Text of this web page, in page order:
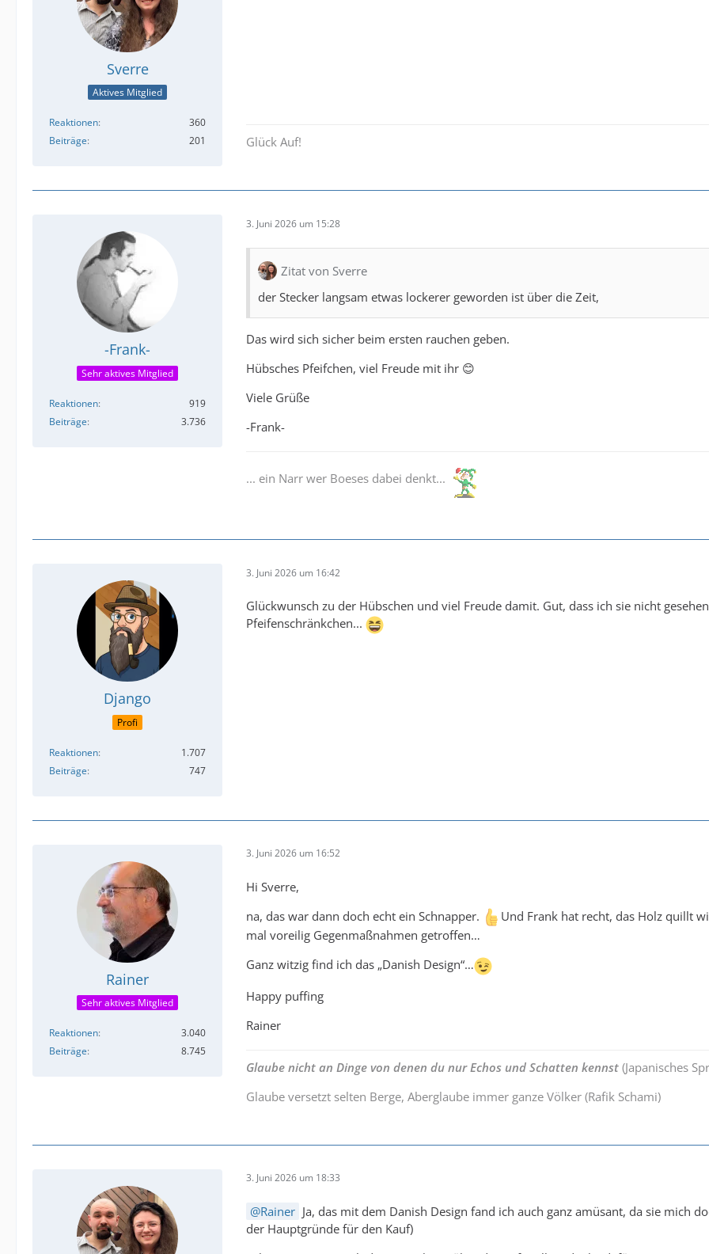
Sverre
Aktives Mitglied
Reaktionen
360
Beiträge
201 Glück Auf!
-Frank-
Sehr aktives Mitglied
Reaktionen
919
Beiträge
3.736
3. Juni 2026 um 15:28
Zitat von Sverre
der Stecker langsam etwas lockerer geworden ist über die Zeit,
Das wird sich sicher beim ersten rauchen geben.
Hübsches Pfeifchen, viel Freude mit ihr 😊
Viele Grüße
-Frank-
... ein Narr wer Boeses dabei denkt...
Django
Profi
Reaktionen
1.707
Beiträge
747
3. Juni 2026 um 16:42
Glückwunsch zu der Hübschen und viel Freude damit. Gut, dass ich sie nicht
Pfeifenschränkchen...
Rainer
Sehr aktives Mitglied
Reaktionen
3.040
Beiträge
8.745
3. Juni 2026 um 16:52
Hi Sverre,
na, das war dann doch echt ein Schnapper.
Und Frank hat recht, das Holz quillt
mal voreilig Gegenmaßnahmen getroffen…
Ganz witzig find ich das „Danish Design“…
Happy puffing
Rainer
Glaube nicht an Dinge von denen du nur Echos und Schatten kennst (Japanisches
Glaube versetzt selten Berge, Aberglaube immer ganze Völker (Rafik Schami)
3. Juni 2026 um 18:33
Rainer Ja, das mit dem Danish Design fand ich auch ganz amüsant, da sie mich
der Hauptgründe für den Kauf)